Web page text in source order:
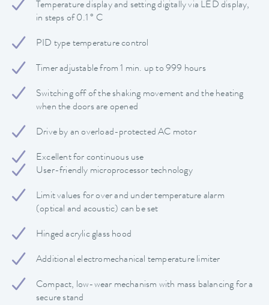
Temperature display and setting digitally via LED display,
in steps of 0.1 ° C
PID type temperature control
Timer adjustable from 1 min. up to 999 hours
Switching off of the shaking movement and the heating
when the doors are opened
Drive by an overload-protected AC motor
Excellent for continuous use
User-friendly microprocessor technology
Limit values ​​for over and under temperature alarm
(optical and acoustic) can be set
Hinged acrylic glass hood
Additional electromechanical temperature limiter
Compact, low-wear mechanism with mass balancing for a
secure stand